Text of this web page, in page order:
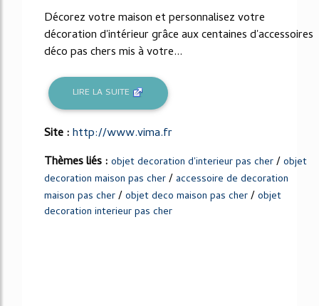
Décorez votre maison et personnalisez votre
décoration d'intérieur grâce aux centaines d'accessoires
déco pas chers mis à votre...
LIRE LA SUITE
Site :http://www.vima.fr
Thèmes liés : objet decoration d'interieur pas cher/objet
decoration maison pas cher/accessoire de decoration
maison pas cher/objet deco maison pas cher/objet
decoration interieur pas cher